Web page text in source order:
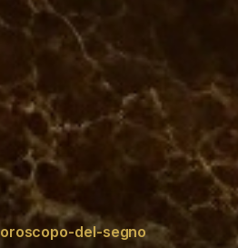
oroscopo-del-segno